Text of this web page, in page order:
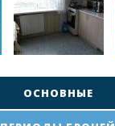
ОСНОВНЫЕ